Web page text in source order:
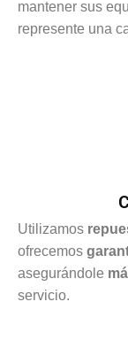
mantener sus
represente una
Utilizamos
ofrecemos
asegurándole
servicio.